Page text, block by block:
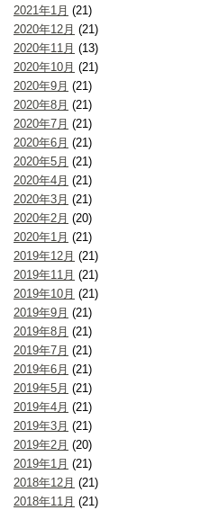
2021年1月 (21)
2020年12月 (21)
2020年11月 (13)
2020年10月 (21)
2020年9月 (21)
2020年8月 (21)
2020年7月 (21)
2020年6月 (21)
2020年5月 (21)
2020年4月 (21)
2020年3月 (21)
2020年2月 (20)
2020年1月 (21)
2019年12月 (21)
2019年11月 (21)
2019年10月 (21)
2019年9月 (21)
2019年8月 (21)
2019年7月 (21)
2019年6月 (21)
2019年5月 (21)
2019年4月 (21)
2019年3月 (21)
2019年2月 (20)
2019年1月 (21)
2018年12月 (21)
2018年11月 (21)